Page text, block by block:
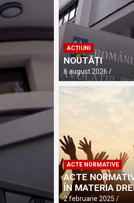
ACTE NORMATIVE
ACTE
2 februarie 2025
ACȚIUNI
NOUTĂȚI
6 august 2026
ACTE NORMATIVE
ACTE
ÎN MATERIA
2 februarie 2025